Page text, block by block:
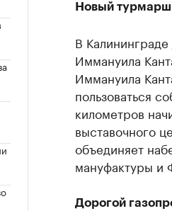
Новый
В Калининграде
Иммануила
Иммануила
пользоваться
километров
выставочного
объединяет
мануфактуры и
Дорогой